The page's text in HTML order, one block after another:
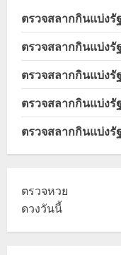
ตรวจสลากกินแบ่งรั
ตรวจสลากกินแบ่งรั
ตรวจสลากกินแบ่งรั
ตรวจสลากกินแบ่งรั
ตรวจสลากกินแบ่งรั
ตรวจหวย
ดวงวันนี้